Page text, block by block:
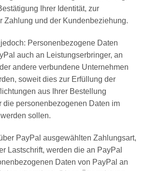
Ihrer Identität, zur
Zahlung und der Kundenbeziehung.
Personenbezogene Daten
auch an Leistungserbringer, an
andere verbundene Unternehmen
soweit dies zur Erfüllung der
aus Ihrer Bestellung
die personenbezogenen Daten im
sollen.
PayPal ausgewählten Zahlungsart,
Lastschrift, werden die an PayPal
Daten von PayPal an